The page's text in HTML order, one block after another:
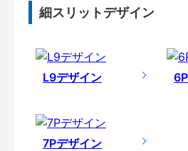
細スリットデザイン
L9デザイン
7Pデザイン